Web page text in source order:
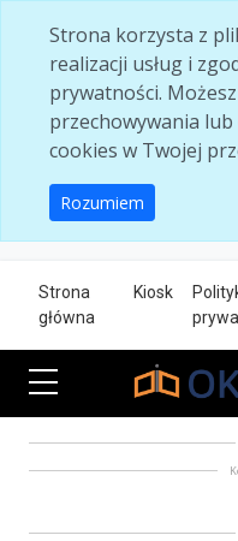
Strona korzysta z
realizacji usług i
prywatności.
przechowywania
cookies w Twojej
Rozumiem
Strona
główna
Kiosk